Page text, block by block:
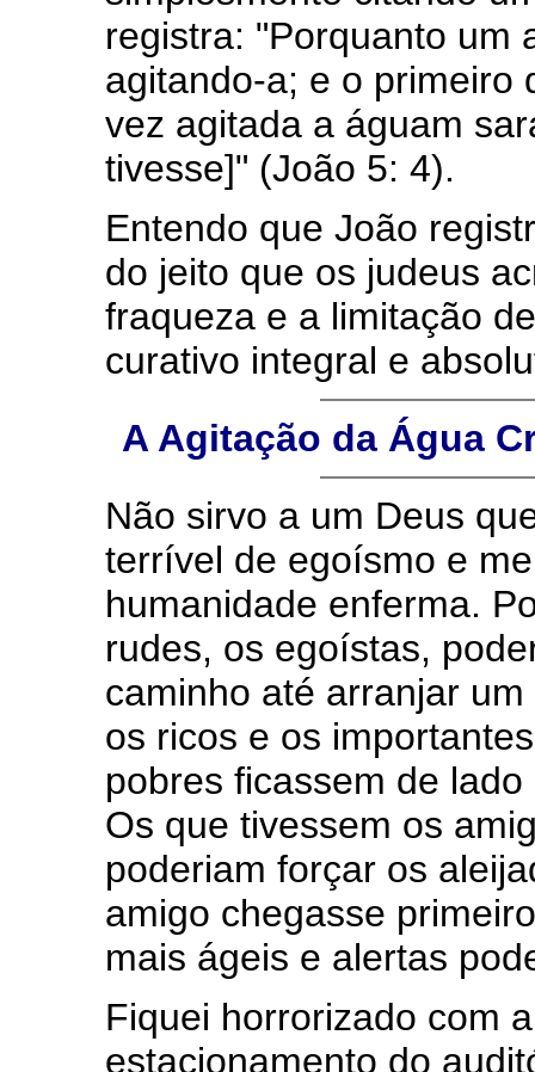
registra: "Porquanto um
agitando-a; e o primeiro
vez agitada a águam
tivesse]" (João 5: 4).
Entendo que João
do jeito que os judeus
fraqueza e a limitação
curativo integral e
A Agitação da Água
Não sirvo a um Deus
terrível de egoísmo e
humanidade enferma.
rudes, os egoístas,
caminho até arranjar
os ricos e os
pobres ficassem de
Os que tivessem os
poderiam forçar os
amigo chegasse
mais ágeis e alertas
Fiquei horrorizado com
estacionamento do